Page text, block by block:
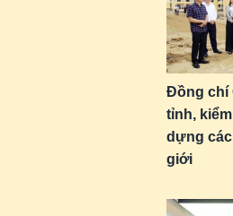
Đồng chí
tỉnh,
dựng
giới